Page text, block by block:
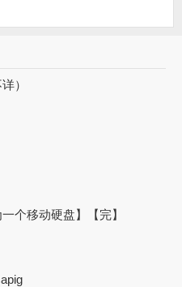
）
个移动硬盘】【完】